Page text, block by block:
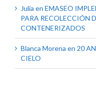
Julia en EMASEO
PARA RECOLECCIÓN
CONTENERIZADOS
Blanca Morena en 20
CIELO